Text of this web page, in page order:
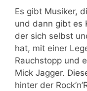
Es gibt Musiker,
und dann gibt es
der sich selbst
hat, mit einer
Rauchstopp und
Mick Jagger.
hinter der